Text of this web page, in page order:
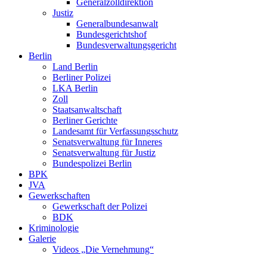
Generalzolldirektion
Justiz
Generalbundesanwalt
Bundesgerichtshof
Bundesverwaltungsgericht
Berlin
Land Berlin
Berliner Polizei
LKA Berlin
Zoll
Staatsanwaltschaft
Berliner Gerichte
Landesamt für Verfassungsschutz
Senatsverwaltung für Inneres
Senatsverwaltung für Justiz
Bundespolizei Berlin
BPK
JVA
Gewerkschaften
Gewerkschaft der Polizei
BDK
Kriminologie
Galerie
Videos „Die Vernehmung“